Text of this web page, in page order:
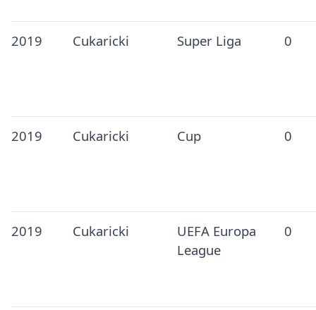
2019 Cukaricki Super Liga 0
2019 Cukaricki Cup 0
2019 Cukaricki
UEFA Europa
League
0